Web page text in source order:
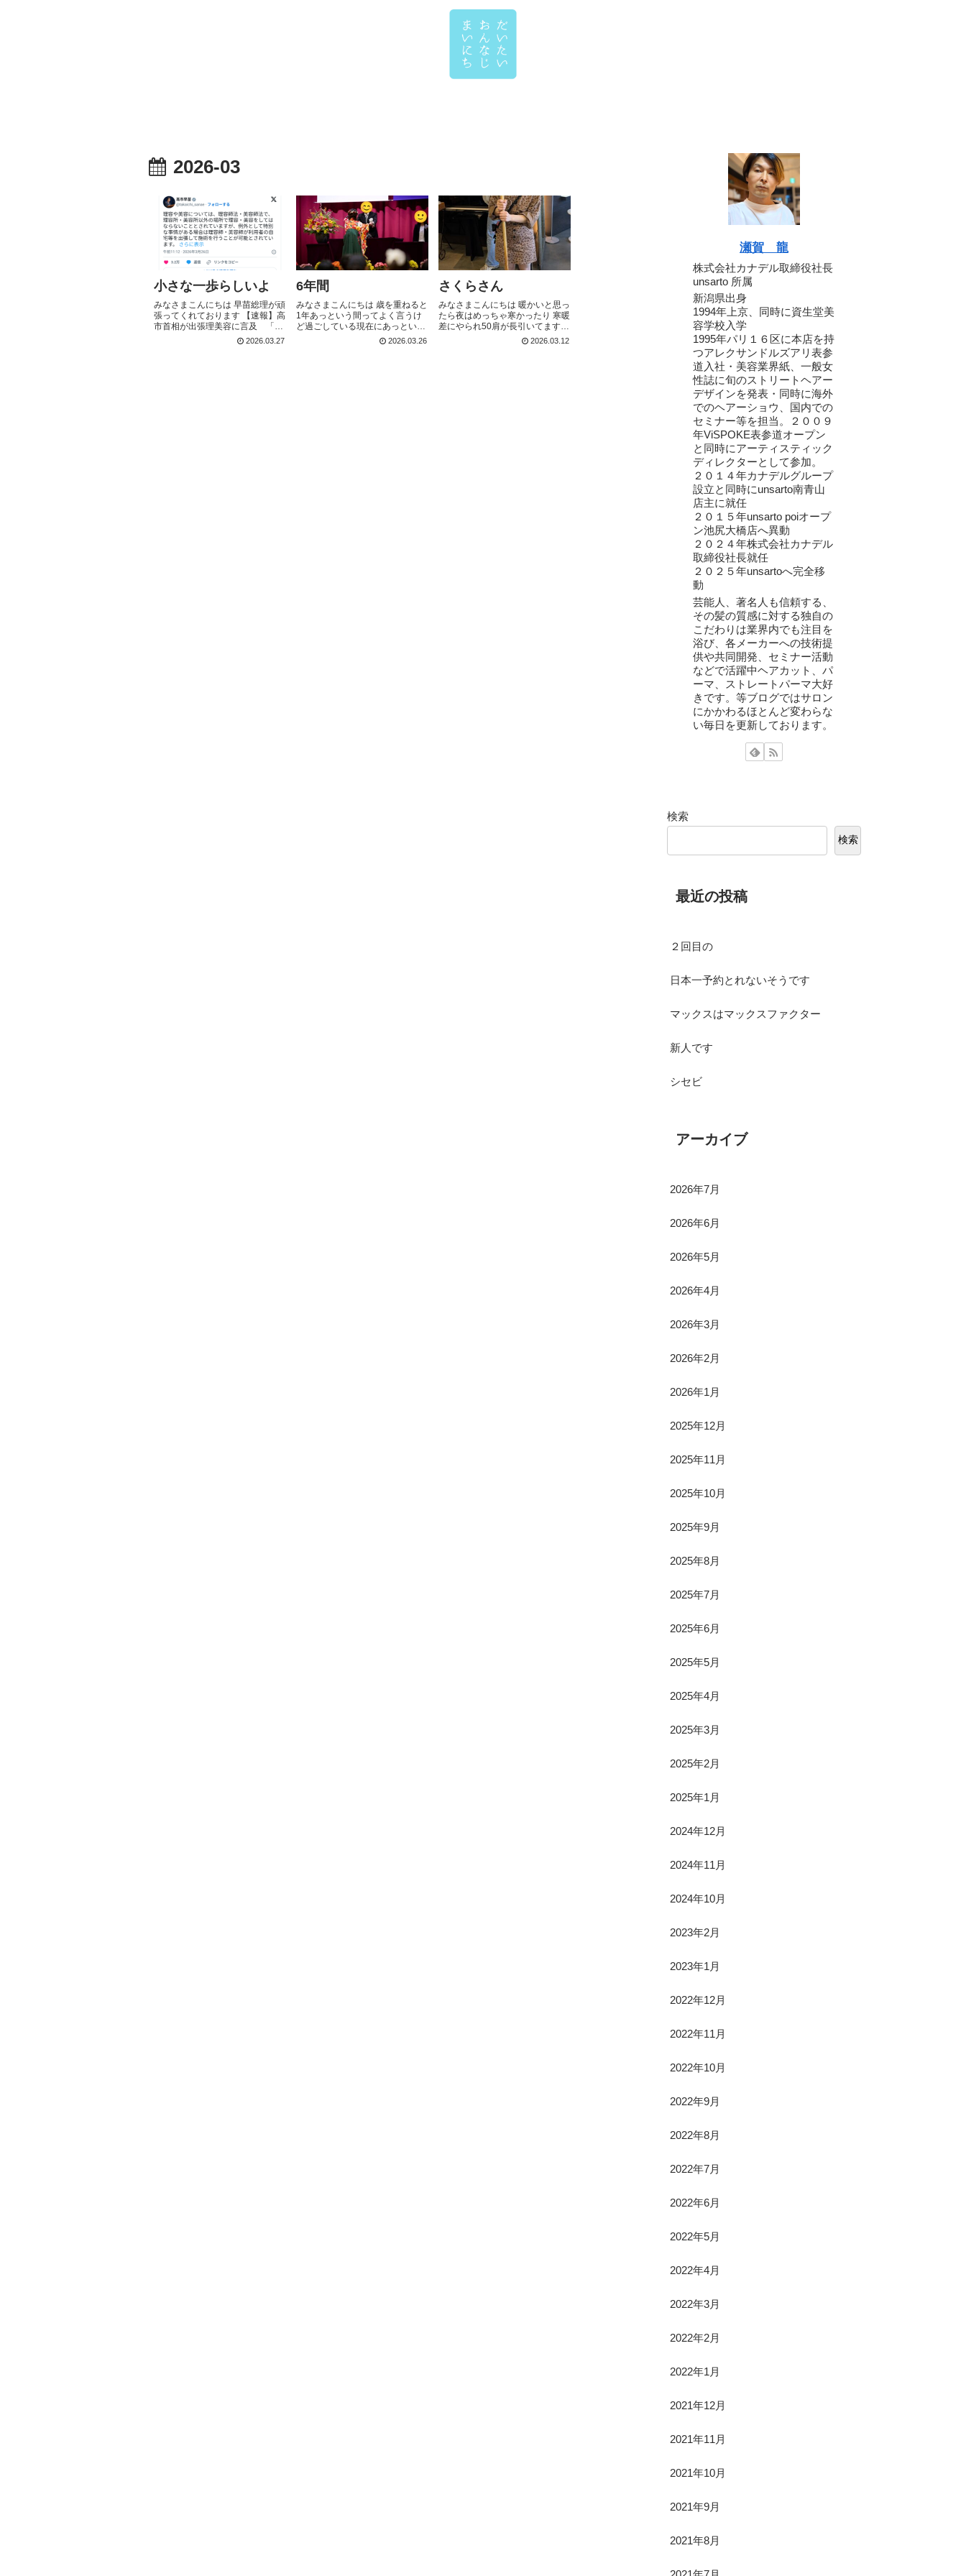
2026-03
小さな一歩らしいよ
みなさまこんにちは 早苗総理が頑
張ってくれております 【速報】高
市首相が出張理美容に言及 「働
く人の不便を改善」 高市首相「特
に働く方々にとって、理容室や美
2026.03.27
6年間
みなさまこんにちは 歳を重ねると
1年あっという間ってよく言うけ
ど過ごしている現在にあっという
間なんて時はなくて 過ぎてみると
気がつくんですよね もう1週間過
2026.03.26
さくらさん
みなさまこんにちは 暖かいと思っ
たら夜はめっちゃ寒かったり 寒暖
差にやられ50肩が長引いてます瀬
賀です 腕は上がります さて３月
は人事異動ございました 先日見事
2026.03.12
瀬賀 龍
株式会社カナデル取締役社長
unsarto 所属
新潟県出身
1994年上京、同時に資生堂美
容学校入学
1995年パリ１６区に本店を持
つアレクサンドルズアリ表参
道入社・美容業界紙、一般女
性誌に旬のストリートヘアー
デザインを発表・同時に海外
でのヘアーショウ、国内での
セミナー等を担当。２００９
年ViSPOKE表参道オープン
と同時にアーティスティック
ディレクターとして参加。
２０１４年カナデルグループ
設立と同時にunsarto南青山
店主に就任
２０１５年unsarto poiオープ
ン池尻大橋店へ異動
２０２４年株式会社カナデル
取締役社長就任
２０２５年unsartoへ完全移
動
芸能人、著名人も信頼する、
その髪の質感に対する独自の
こだわりは業界内でも注目を
浴び、各メーカーへの技術提
供や共同開発、セミナー活動
などで活躍中ヘアカット、パ
ーマ、ストレートパーマ大好
きです。等ブログではサロン
にかかわるほとんど変わらな
い毎日を更新しております。
検索
検索
最近の投稿
２回目の
日本一予約とれないそうです
マックスはマックスファクター
新人です
シセビ
アーカイブ
2026年7月
2026年6月
2026年5月
2026年4月
2026年3月
2026年2月
2026年1月
2025年12月
2025年11月
2025年10月
2025年9月
2025年8月
2025年7月
2025年6月
2025年5月
2025年4月
2025年3月
2025年2月
2025年1月
2024年12月
2024年11月
2024年10月
2023年2月
2023年1月
2022年12月
2022年11月
2022年10月
2022年9月
2022年8月
2022年7月
2022年6月
2022年5月
2022年4月
2022年3月
2022年2月
2022年1月
2021年12月
2021年11月
2021年10月
2021年9月
2021年8月